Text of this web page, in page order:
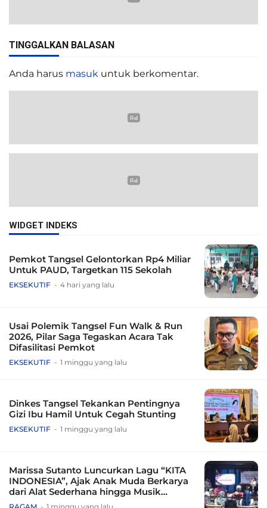
TINGGALKAN BALASAN
Anda harus masuk untuk berkomentar.
WIDGET INDEKS
Pemkot Tangsel Gelontorkan Rp4 Miliar
Untuk PAUD, Targetkan 115 Sekolah
EKSEKUTIF 4 hari yang lalu
Usai Polemik Tangsel Fun Walk & Run
2026, Pilar Saga Tegaskan Acara Tak
Difasilitasi Pemkot
EKSEKUTIF 1 minggu yang lalu
Dinkes Tangsel Tekankan Pentingnya
Gizi Ibu Hamil Untuk Cegah Stunting
EKSEKUTIF 1 minggu yang lalu
Marissa Sutanto Luncurkan Lagu “KITA
INDONESIA”, Ajak Anak Muda Berkarya
dari Alat Sederhana hingga Musik
Tradisional